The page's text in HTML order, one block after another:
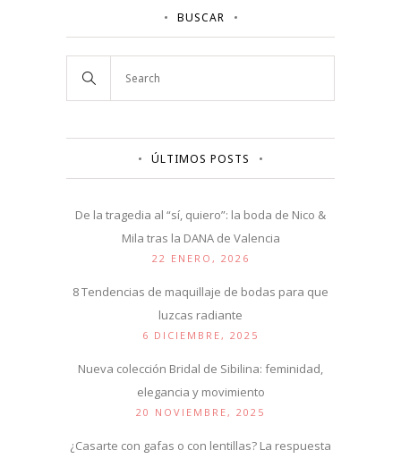
BUSCAR
ÚLTIMOS POSTS
De la tragedia al “sí, quiero”: la boda de Nico &
Mila tras la DANA de Valencia
22 ENERO, 2026
8 Tendencias de maquillaje de bodas para que
luzcas radiante
6 DICIEMBRE, 2025
Nueva colección Bridal de Sibilina: feminidad,
elegancia y movimiento
20 NOVIEMBRE, 2025
¿Casarte con gafas o con lentillas? La respuesta